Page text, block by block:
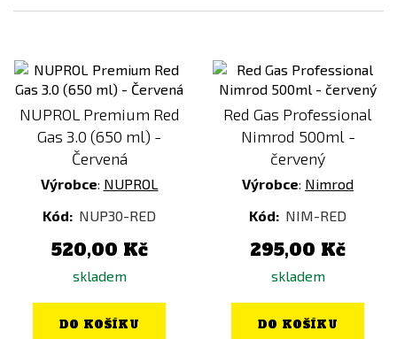
NUPROL Premium Red
Gas 3.0 (650 ml) -
Červená
Výrobce: NUPROL
Kód: NUP30-RED
520,00 Kč
skladem
DO KOŠÍKU
Red Gas Professional
Nimrod 500ml -
červený
Výrobce: Nimrod
Kód: NIM-RED
295,00 Kč
skladem
DO KOŠÍKU